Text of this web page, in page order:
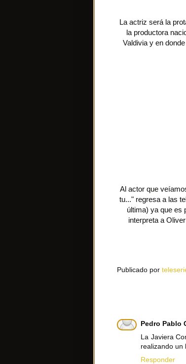
La actriz será la
la productora
Valdivia y en
Al actor que
tu..." regresa a las
última) ya que es
interpreta a
Publicado por
Pedro Pablo
La Javiera
realizando un
Responder